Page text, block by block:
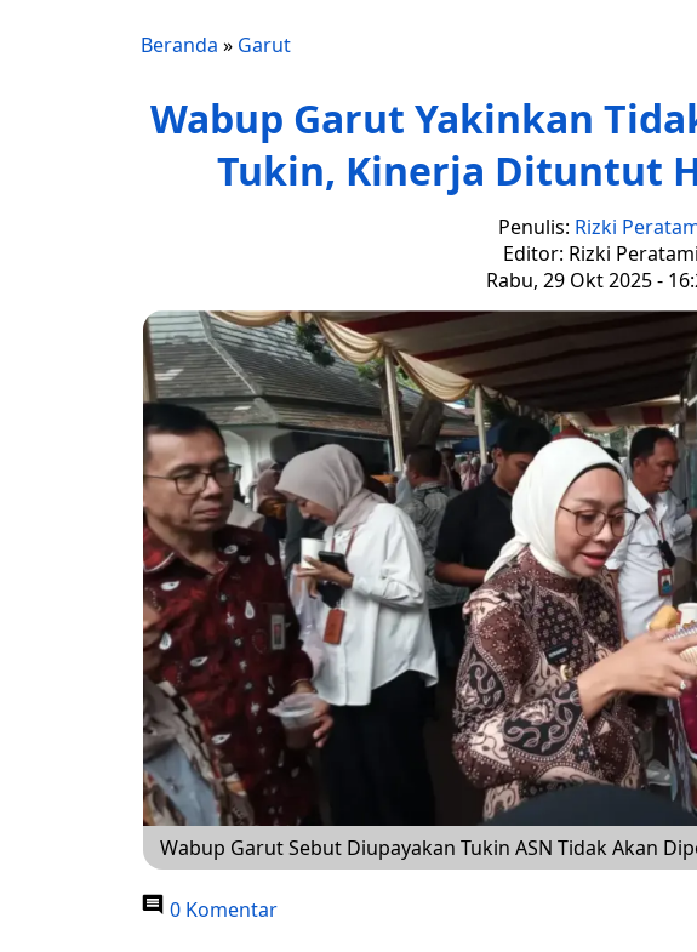
Beranda » Garut
Wabup Garut Yakinkan
Tukin, Kinerja Dituntut
Penulis: Rizki
Editor: Rizki Peratami
Rabu, 29 Okt 2025 -
Wabup Garut Sebut Diupayakan Tukin ASN Tidak Akan
0 Komentar